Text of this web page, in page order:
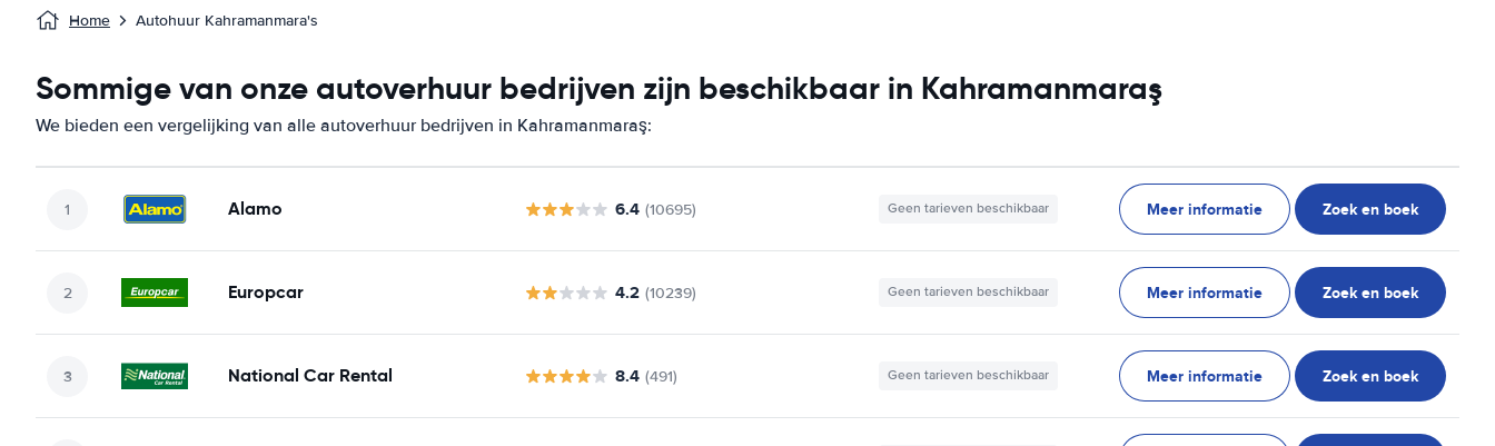
Home Autohuur Kahramanmara's
Sommige van onze autoverhuur bedrijven zijn beschikbaar in Kahramanmaraş
We bieden een vergelijking van alle autoverhuur bedrijven in Kahramanmaraş:
Alamo 6.4 (10695) Geen tarieven beschikbaar Meer informatie Zoek en boek
Europcar 4.2 (10239) Geen tarieven beschikbaar Meer informatie Zoek en boek
National Car Rental 8.4 (491) Geen tarieven beschikbaar Meer informatie Zoek en boek